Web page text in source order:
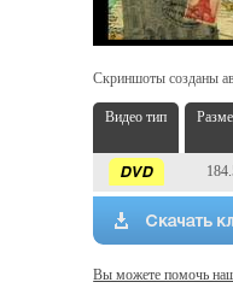
Скриншоты созданы
Видео тип
Вы можете помочь